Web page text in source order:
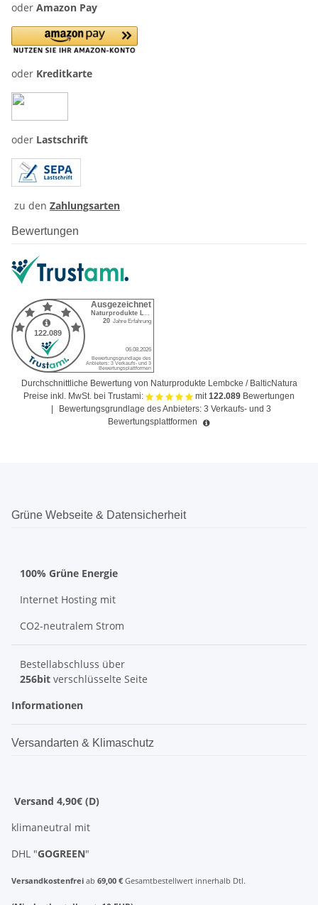
oder Amazon Pay
oder Kreditkarte
oder Lastschrift
zu den Zahlungsarten
Bewertungen
Durchschnittliche Bewertung von Naturprodukte Lembcke / BalticNatura
Preise inkl. MwSt. bei Trustami:
mit122.089 Bewertungen
Bewertungsgrundlage des Anbieters: 3 Verkaufs- und 3
Bewertungsplattformen
Grüne Webseite & Datensicherheit
100% Grüne Energie
Internet Hosting mit
CO2-neutralem Strom
Bestellabschluss über
256bit verschlüsselte Seite
Informationen
Versandarten & Klimaschutz
Versand 4,90€ (D)
klimaneutral mit
DHL "GOGREEN"
Versandkostenfrei ab 69,00 € Gesamtbestellwert innerhalb Dtl.